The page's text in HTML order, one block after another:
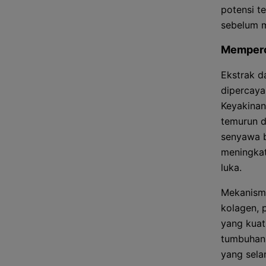
potensi
sebelum
Ekstrak
temurun
senyawa
luka.
kolagen,
yang
yang